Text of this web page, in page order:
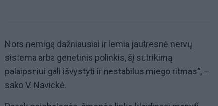
Nors nemigą dažniausiai ir lemia jautresnė nervų
sistema arba genetinis polinkis, šį sutrikimą
palaipsniui gali išvystyti ir nestabilus miego ritmas“, –
sako V. Navickė.